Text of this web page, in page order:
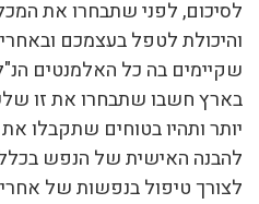
לסיכום, לפני שתבחרו את
והיכולת לטפל בעצמכם
שקיימים בה כל האלמנטים
בארץ חשבו שתבחרו את זו
יותר ותהיו בטוחים שתקבלו
להבנה האישית של הנפש
לצורך טיפול בנפשות של